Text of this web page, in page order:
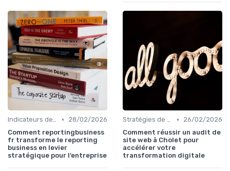
Indicateurs de performance •
28/02/2026
Comment reportingbusiness
fr transforme le reporting
business en levier
stratégique pour l’entreprise
Stratégies de transformation •
26/02/2026
Comment réussir un audit de
site web à Cholet pour
accélérer votre
transformation digitale